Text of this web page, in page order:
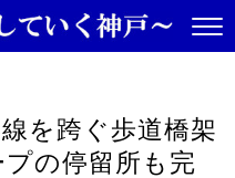
を跨ぐ歩道橋架
の停留所も完